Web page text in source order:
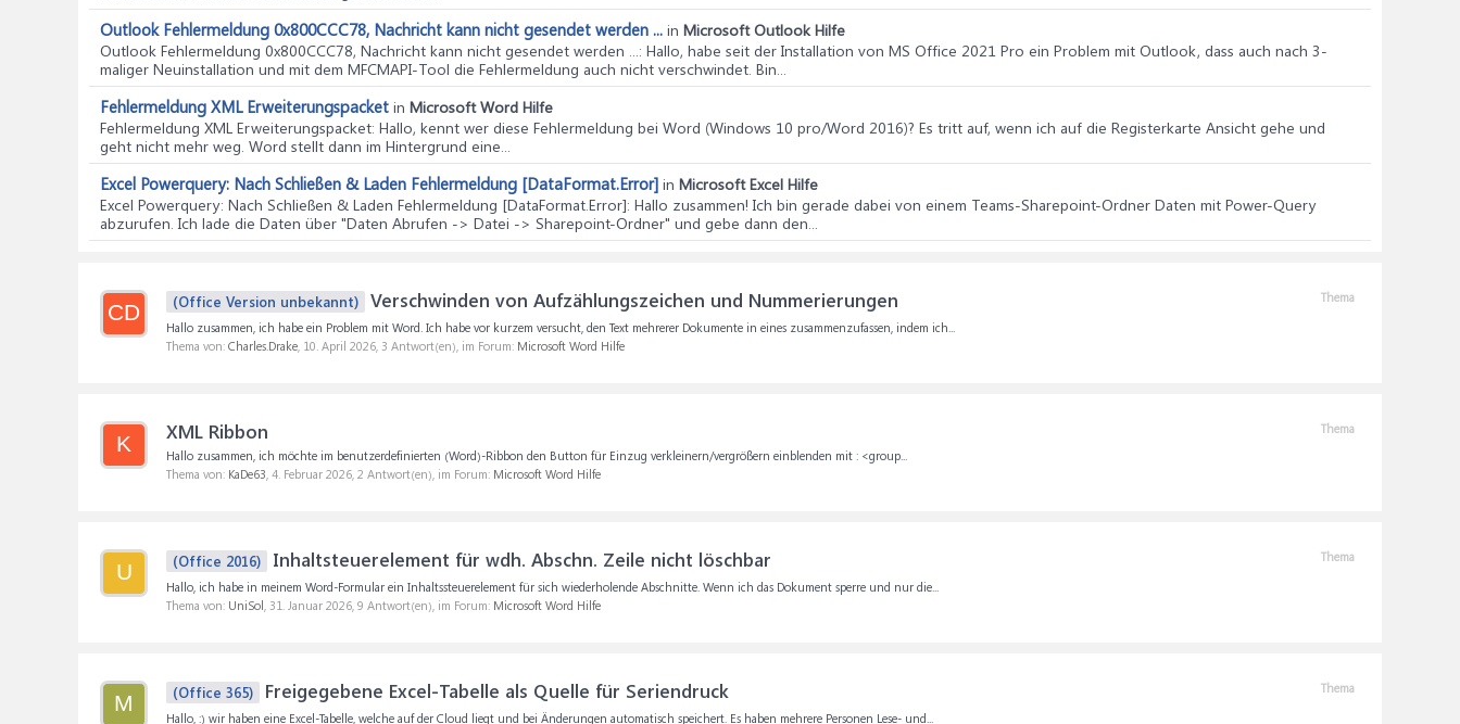
Outlook Fehlermeldung 0x800CCC78, Nachricht kann nicht gesendet werden ... in Microsoft Outlook Hilfe
Outlook Fehlermeldung 0x800CCC78, Nachricht kann nicht gesendet werden ...: Hallo, habe seit der Installation von MS Office 2021 Pro ein Problem mit Outlook, dass auch nach 3-
maliger Neuinstallation und mit dem MFCMAPI-Tool die Fehlermeldung auch nicht verschwindet. Bin...
Fehlermeldung XML Erweiterungspacket in Microsoft Word Hilfe
Fehlermeldung XML Erweiterungspacket: Hallo, kennt wer diese Fehlermeldung bei Word (Windows 10 pro/Word 2016)? Es tritt auf, wenn ich auf die Registerkarte Ansicht gehe und
geht nicht mehr weg. Word stellt dann im Hintergrund eine...
Excel Powerquery: Nach Schließen & Laden Fehlermeldung [DataFormat.Error] in Microsoft Excel Hilfe
Excel Powerquery: Nach Schließen & Laden Fehlermeldung [DataFormat.Error]: Hallo zusammen! Ich bin gerade dabei von einem Teams-Sharepoint-Ordner Daten mit Power-Query
abzurufen. Ich lade die Daten über "Daten Abrufen -> Datei -> Sharepoint-Ordner" und gebe dann den...
CD
Thema
(Office Version unbekannt) Verschwinden von Aufzählungszeichen und Nummerierungen
Hallo zusammen, ich habe ein Problem mit Word. Ich habe vor kurzem versucht, den Text mehrerer Dokumente in eines zusammenzufassen, indem ich...
Thema von: Charles.Drake, 10. April 2026, 3 Antwort(en), im Forum: Microsoft Word Hilfe
K
Thema
XML Ribbon
Hallo zusammen, ich möchte im benutzerdefinierten (Word)-Ribbon den Button für Einzug verkleinern/vergrößern einblenden mit : <group...
Thema von: KaDe63, 4. Februar 2026, 2 Antwort(en), im Forum: Microsoft Word Hilfe
U
Thema
(Office 2016) Inhaltsteuerelement für wdh. Abschn. Zeile nicht löschbar
Hallo, ich habe in meinem Word-Formular ein Inhaltssteuerelement für sich wiederholende Abschnitte. Wenn ich das Dokument sperre und nur die...
Thema von: UniSol, 31. Januar 2026, 9 Antwort(en), im Forum: Microsoft Word Hilfe
M
Thema
(Office 365) Freigegebene Excel-Tabelle als Quelle für Seriendruck
Hallo, :) wir haben eine Excel-Tabelle, welche auf der Cloud liegt und bei Änderungen automatisch speichert. Es haben mehrere Personen Lese- und...